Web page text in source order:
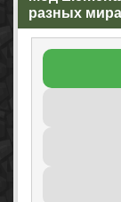
разных